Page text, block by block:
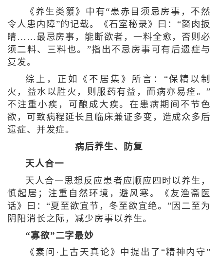
《养生类纂》中有“患赤目须忌房事，不然
令人患内障”的记载。《石室秘录》曰：“胬肉扳
睛……最忌房事，能断欲者，一料全愈，否则必
须二料、三料也。”指出不忌房事可有后遗症与
复发。
综上，正如《不居集》所言：“保精以制
火，益水以胜火，则服药有益，而病亦易痊。”
不注重小疾，可酿成大疾。在患病期间不节色
欲，可致病程延长且临床兼证多变，造成众多后
遗症、并发症。
病后养生、防复
天人合一
天人合一思想反应患者应顺应四时以养生，
慎起居；注重自然环境，避风寒。《友渔斋医
话》曰：“夏至欲宜节，冬至欲宜绝。”因二至为
阴阳消长之际，减少房事以养生。
“寡欲”二字最妙
《素问·上古天真论》中提出了“精神内守”